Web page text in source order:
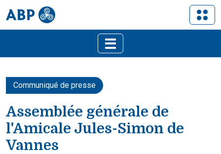
Communiqué de presse
Assemblée générale de
l'Amicale Jules-Simon de
Vannes